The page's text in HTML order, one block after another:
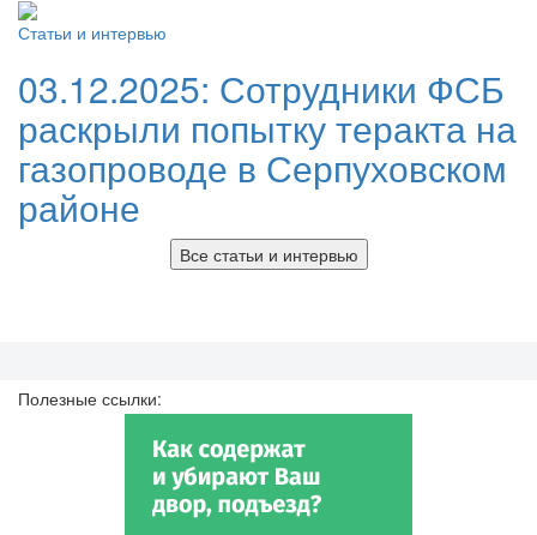
Статьи и интервью
03.12.2025: Сотрудники ФСБ
раскрыли попытку теракта на
газопроводе в Серпуховском
районе
Все статьи и интервью
Полезные ссылки: